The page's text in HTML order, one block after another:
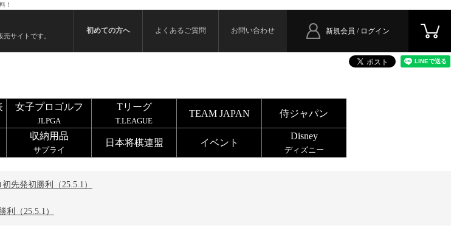
！
サイトです。
新規会員 / ログイン
初めての方へ よくあるご質問 お問い合わせ
女子プロゴルフ
JLPGA
Tリーグ
T.LEAGUE
TEAM JAPAN 侍ジャパン
収納用品
サプライ
日本将棋連盟 イベント
Disney
ディズニー
先発初勝利（25.5.1）
利（25.5.1）